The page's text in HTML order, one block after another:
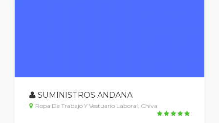
SUMINISTROS ANDANA
Ropa De Trabajo Y Vestuario Laboral, Chiva